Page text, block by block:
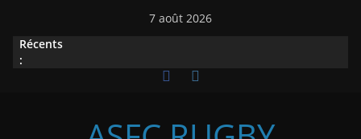
contenu
7 août 2026
Récents
: